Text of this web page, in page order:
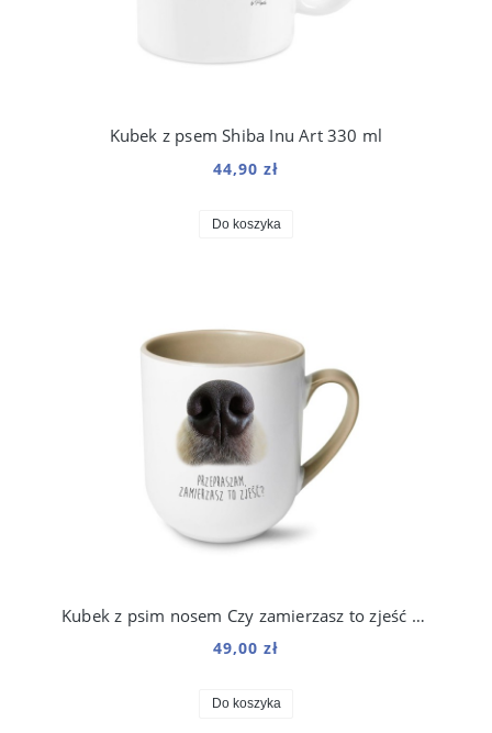
Kubek z psem Shiba Inu Art 330 ml
44,90 zł
Do koszyka
Kubek z psim nosem Czy zamierzasz to zjeść 250 ml
49,00 zł
Do koszyka